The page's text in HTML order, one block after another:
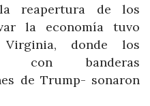
reapertura de los
la economía tuvo
donde los
con banderas
de Trump- sonaron